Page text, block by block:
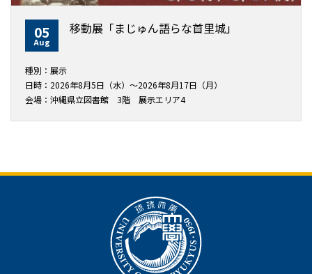
05
Aug
移動展「まじゅん語らな首里城」
種別：展示
日時：2026年8月5日（水）～2026年8月17日（月）
会場：沖縄県立図書館 3階 展示エリア4